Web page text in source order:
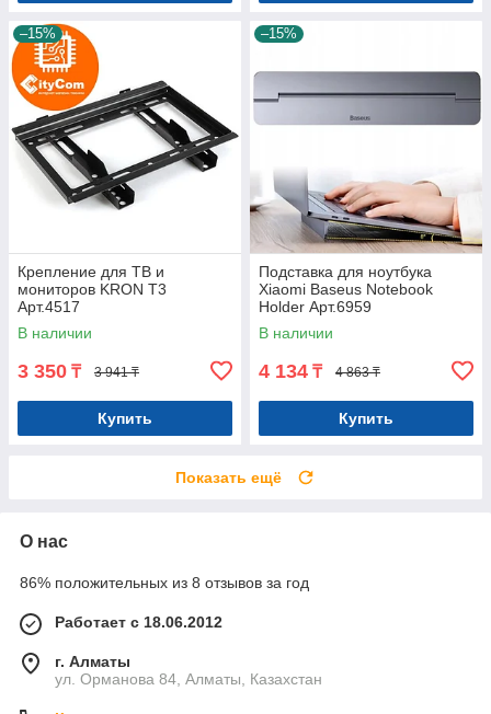
–15%
Крепление для ТВ и
мониторов KRON T3
Арт.4517
В наличии
3 350 ₸ 3 941 ₸
Купить
–15%
Подставка для ноутбука
Xiaomi Baseus Notebook
Holder Арт.6959
В наличии
4 134 ₸ 4 863 ₸
Купить
Показать ещё
О нас
86% положительных из 8 отзывов за год
Работает с 18.06.2012
г. Алматы
ул. Орманова 84, Алматы, Казахстан